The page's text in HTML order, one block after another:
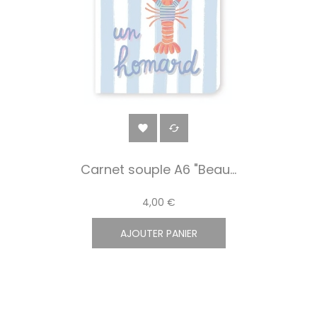
 
Carnet souple A6 "Beau...
4,00 €
AJOUTER PANIER